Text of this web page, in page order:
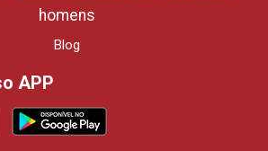
homens
Blog
APP